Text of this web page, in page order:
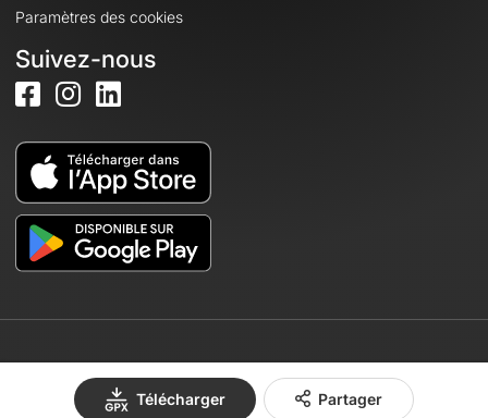
Télécharger Partager
Paramètres des cookies
Suivez-nous
© 2026 OpenRunner - Version 7.31.3